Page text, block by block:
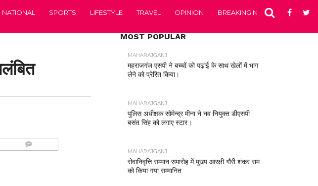
NATIONAL SPORTS LIFESTYLE TRAVEL OPINION BREAKING NEWS
MOST POPULAR
MAHARAJGANJ
महराजगंज एसपी ने बच्चों को पढ़ाई के साथ खेलों में भाग
लेने को प्रेरित किया।
MAHARAJGANJ
पुलिस अधीक्षक सोमेन्द्र मीना ने नव नियुक्त डीएसपी
बसंत सिंह को लगाए स्टार।
MAHARAJGANJ
सेवानिवृत्ति सम्मान समारोह में मुख्य आरक्षी गौरी शंकर राम
को किया गया सम्मानित